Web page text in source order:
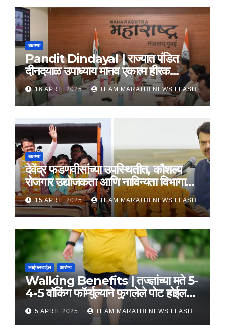
बातम्या
Pandit Dindayal | राज्यात पंडित
दीनदयाळ उपाध्याय मानव एकात्म हीरक
महोत्सव, 22-25 दरम्यान होणार साजरा
16 APRIL 2025 TEAM MARATHI NEWS FLASH
बातम्या
देवेंद्र फडणवीसांच्या उपस्थितीत, कौशल्य
रोजगार उद्योजकता आणि नाविन्यता विभागाचे
तीन सामंजस्य करार
15 APRIL 2025 TEAM MARATHI NEWS FLASH
लाईफस्टाईल आरोग्य
Walking Benefits | तज्ज्ञांच्या मते 5-
4-5 वॉकिंग फॉर्म्युल्याने फुगलेले पोट होईल
लवकर सपाट, मिळतील फायदे
5 APRIL 2025 TEAM MARATHI NEWS FLASH